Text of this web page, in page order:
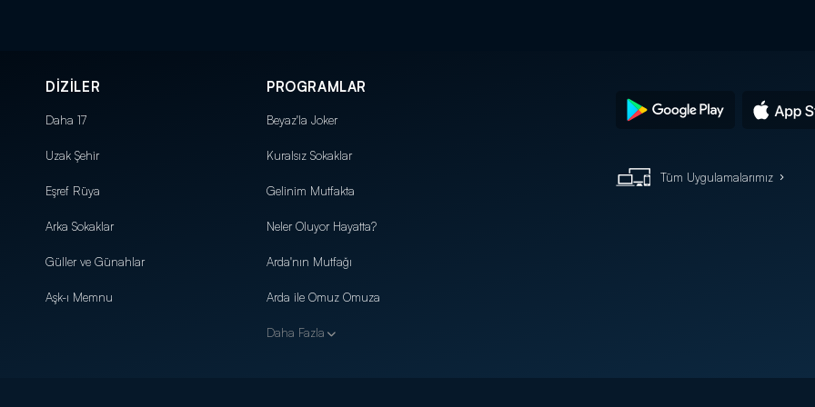
DİZİLER
Daha 17
Uzak Şehir
Eşref Rüya
Arka Sokaklar
Güller ve Günahlar
Aşk-ı Memnu
PROGRAMLAR
Beyaz'la Joker
Kuralsız Sokaklar
Gelinim Mutfakta
Neler Oluyor Hayatta?
Arda'nın Mutfağı
Arda ile Omuz Omuza
Daha Fazla
Tüm Uygulamalarımız